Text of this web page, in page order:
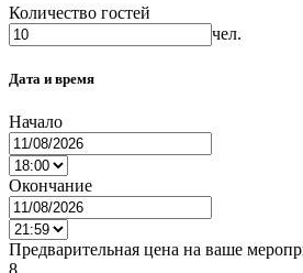
Количество гостей
чел.
Дата и время
Начало
Окончание
Предварительная цена на ваше